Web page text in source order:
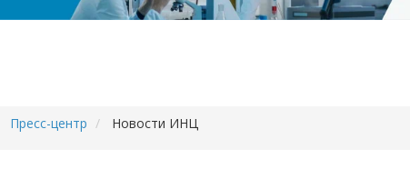
Пресс-центр Новости ИНЦ